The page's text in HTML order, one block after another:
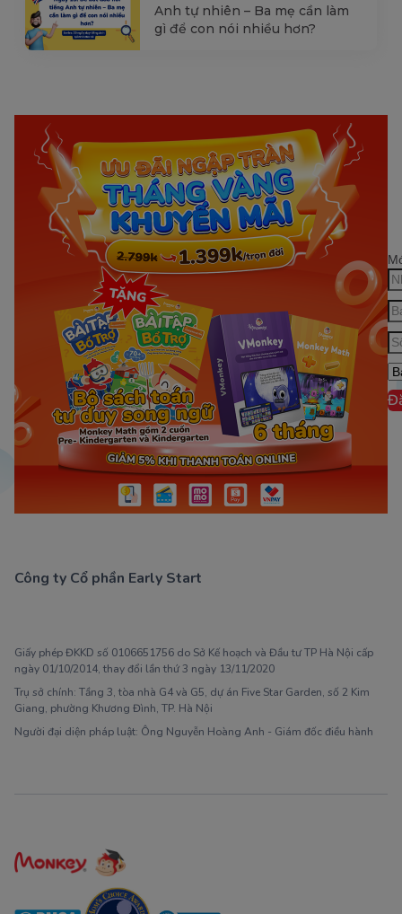
Anh tự nhiên – Ba mẹ cần làm
gì để con nói nhiều hơn?
Công ty Cổ phần Early Start
Giấy phép ĐKKD số 0106651756 do Sở Kế hoạch và Đầu tư TP Hà Nội cấp
ngày 01/10/2014, thay đổi lần thứ 3 ngày 13/11/2020
Trụ sở chính: Tầng 3, tòa nhà G4 và G5, dự án Five Star Garden, số 2 Kim
Giang, phường Khương Đình, TP. Hà Nội
Người đại diện pháp luật: Ông Nguyễn Hoàng Anh - Giám đốc điều hành